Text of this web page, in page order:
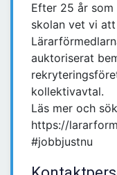
Efter 25 år
skolan vet vi
auktoriserat
kollektivavtal.
Läs mer och
https://
#jobbjustnu